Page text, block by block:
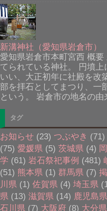
新溝神社（愛知県岩倉市）
愛知県岩倉市本町宮西 概
てられている神社。 円墳
いい、大正初年に社殿を改
部を拝石としてまつり、一
という。 岩倉市の地名の
タグ
お知らせ (23) つぶやき (71)
(75) 愛媛県 (5) 茨城県 (4)
学 (61) 岩石祭祀事例 (481)
(51) 熊本県 (1) 群馬県 (7)
川県 (1) 佐賀県 (4) 埼玉県
県 (13) 滋賀県 (14) 鹿児島県
石川県 (7) 大阪府 (8) 大分県